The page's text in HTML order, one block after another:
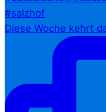
Diese Woche kehrt